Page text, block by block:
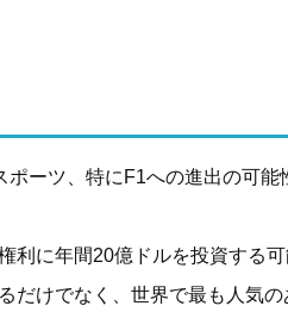
ポーツ、特にF1への進出の可
利に年間20億ドルを投資する
だけでなく、世界で最も人気